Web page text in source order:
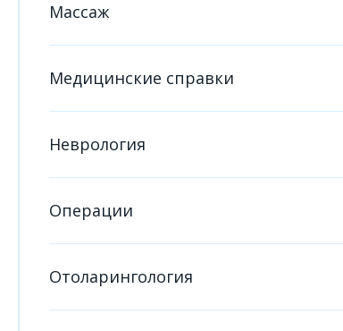
Массаж
Медицинские справки
Неврология
Операции
Отоларингология